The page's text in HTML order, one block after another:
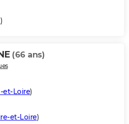
)
(66 ans)
et-Loire)
et-Loire)